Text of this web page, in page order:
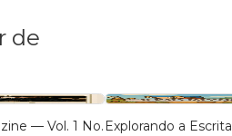
de
— Vol. 1 No. Explorando a